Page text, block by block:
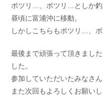
ポツリ…、ポツリ…としか釣
昼頃に富浦沖に移動。
しかしこちらもポツリ…、
最後まで頑張って頂きまし
した。
参加していただいたみなさ
また次回もよろしくお願いし